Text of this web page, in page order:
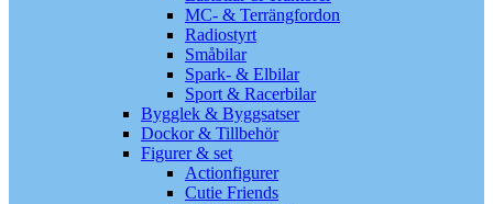
MC- & Terrängfordon
Radiostyrt
Småbilar
Spark- & Elbilar
Sport & Racerbilar
Bygglek & Byggsatser
Dockor & Tillbehör
Figurer & set
Actionfigurer
Cutie Friends